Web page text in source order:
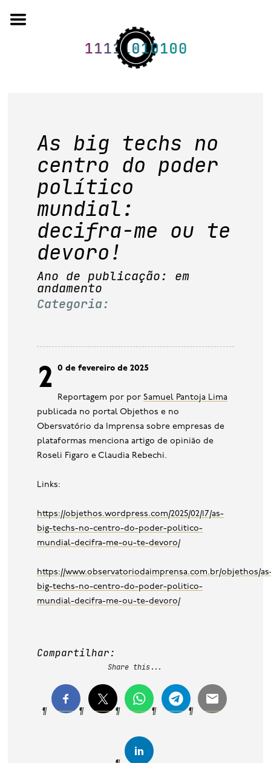
to
quem somos
artigos em periódicos
anais de eventos
capítulos de livros
editorial
base de dados
publicações na mídia
As big techs no
centro do poder
político
mundial:
decifra-me ou te
devoro!
Ano de publicação: em
andamento
Categoria:
20 de fevereiro de 2025
Reportagem por porSamuel Pantoja Lima
publicada no portal Objethos e no
Obersvatório da Imprensa sobre empresas de
plataformas menciona artigo de opinião de
Roseli Figaro e Claudia Rebechi.
Links:
https://objethos.wordpress.com/2025/02/17/as-
big-techs-no-centro-do-poder-politico-
mundial-decifra-me-ou-te-devoro/
https://www.observatoriodaimprensa.com.br/objethos/
big-techs-no-centro-do-poder-politico-
mundial-decifra-me-ou-te-devoro/
Compartilhar:
Share this...